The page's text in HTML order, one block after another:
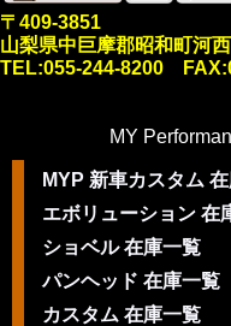
〒409-3851
山梨県中巨摩郡昭和町河
TEL:055-244-8200
MY
MYP 新車カスタム
エボリューション 在
ショベル 在庫一覧
パンヘッド 在庫一覧
カスタム 在庫一覧